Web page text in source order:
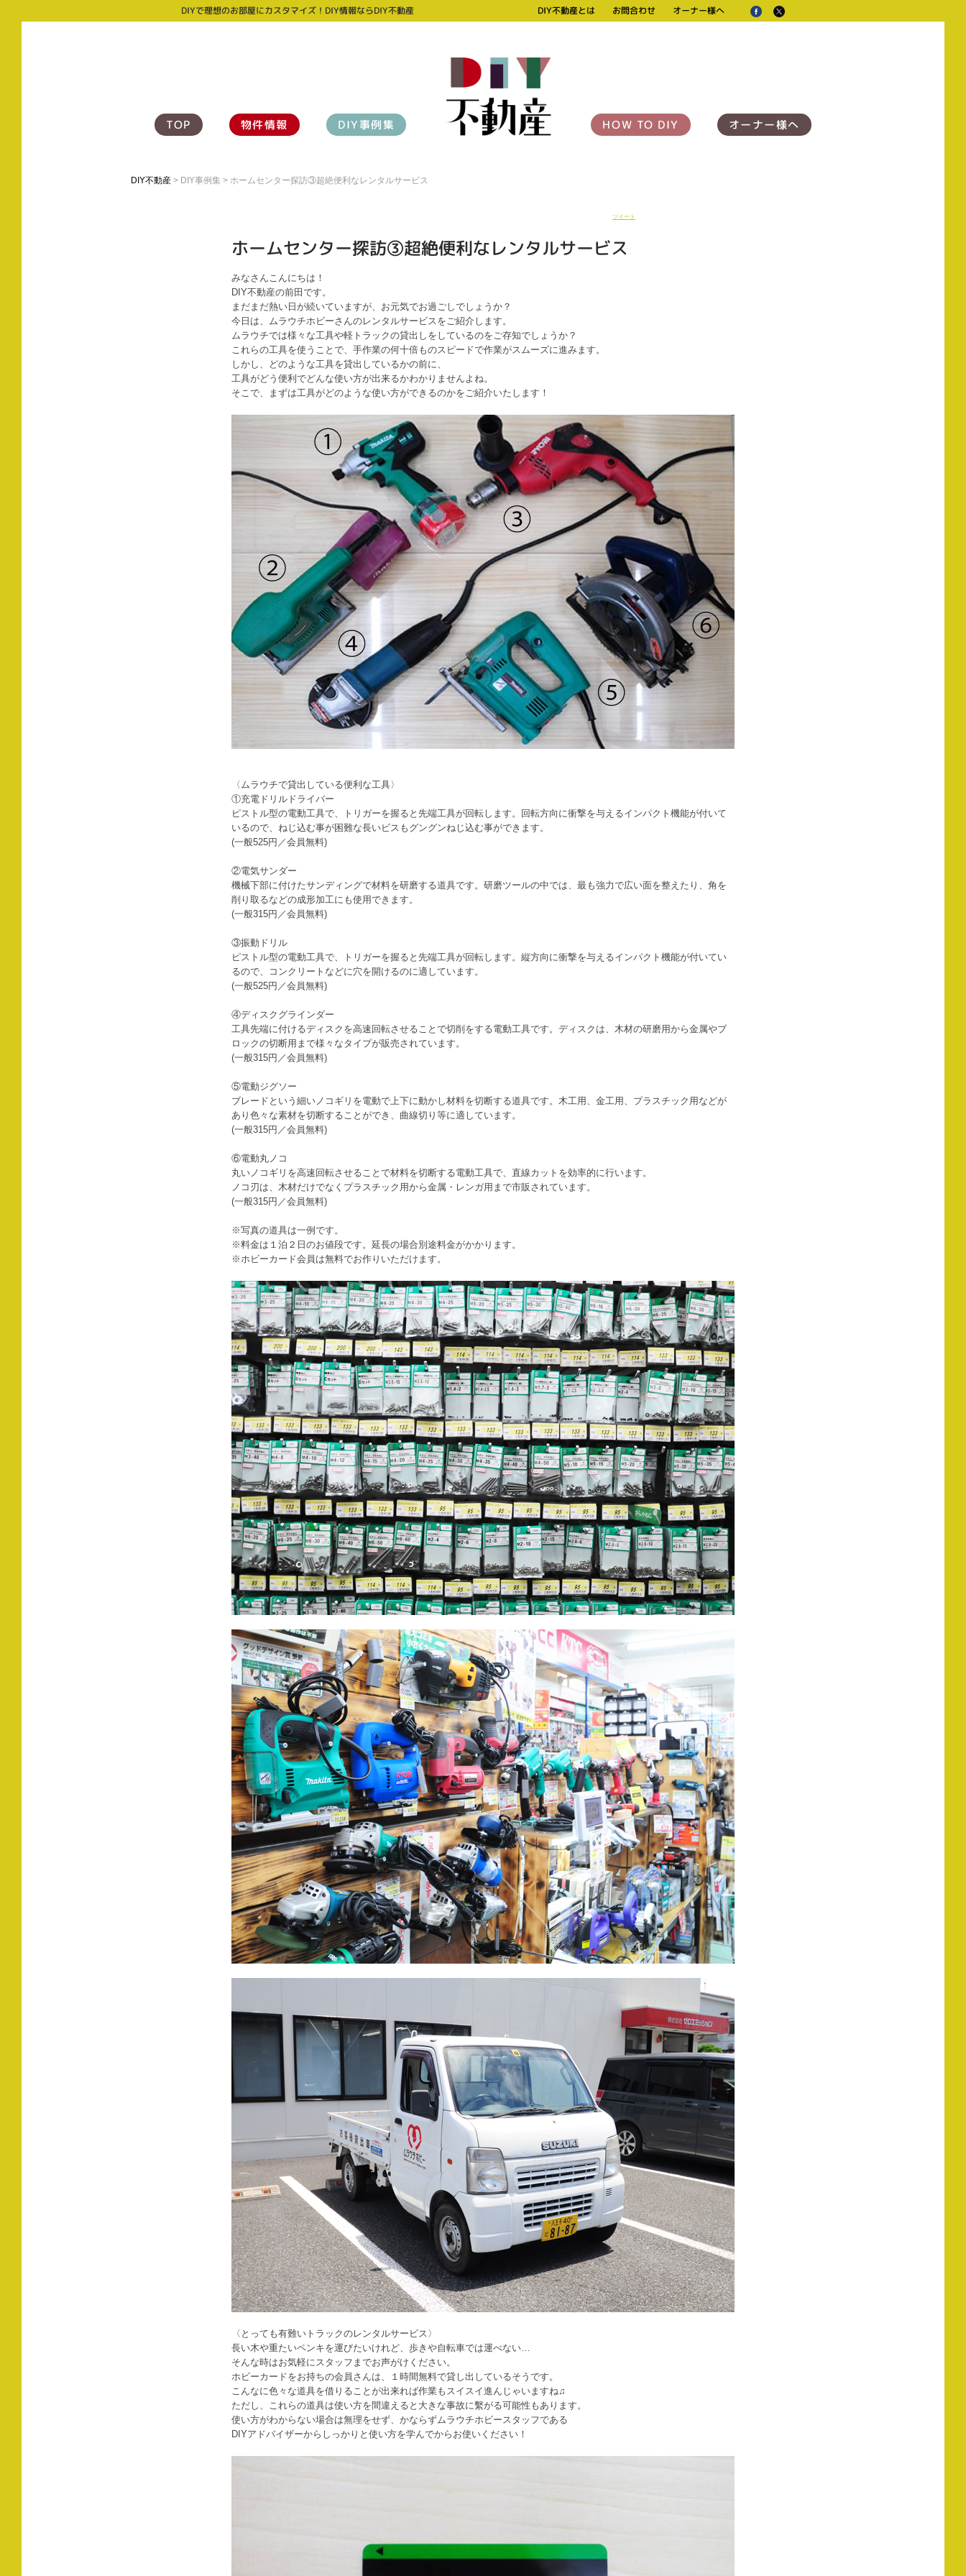
DIYで理想のお部屋にカスタマイズ！ DIY情報ならDIY不動産 DIY不動産とは お問合わせ オーナー様へ
TOP 物件情報 DIY事例集 HOW TO DIY オーナー様へ
DIY不動産 > DIY事例集 > ホームセンター探訪③超絶便利なレンタルサービス
ツイート
ホームセンター探訪③超絶便利なレンタルサービス
みなさんこんにちは！
DIY不動産の前田です。
まだまだ熱い日が続いていますが、お元気でお過ごしでしょうか？
今日は、ムラウチホビーさんのレンタルサービスをご紹介します。
ムラウチでは様々な工具や軽トラックの貸出しをしているのをご存知でしょうか？
これらの工具を使うことで、手作業の何十倍ものスピードで作業がスムーズに進みます。
しかし、どのような工具を貸出しているかの前に、
工具がどう便利でどんな使い方が出来るかわかりませんよね。
そこで、まずは工具がどのような使い方ができるのかをご紹介いたします！
〈ムラウチで貸出している便利な工具〉
①充電ドリルドライバー
ピストル型の電動工具で、トリガーを握ると先端工具が回転します。回転方向に衝撃を与えるインパクト機能が付いて
いるので、ねじ込む事が困難な長いビスもグングンねじ込む事ができます。
(一般525円／会員無料)
②電気サンダー
機械下部に付けたサンディングで材料を研磨する道具です。研磨ツールの中では、最も強力で広い面を整えたり、角を
削り取るなどの成形加工にも使用できます。
(一般315円／会員無料)
③振動ドリル
ピストル型の電動工具で、トリガーを握ると先端工具が回転します。縦方向に衝撃を与えるインパクト機能が付いてい
るので、コンクリートなどに穴を開けるのに適しています。
(一般525円／会員無料)
④ディスクグラインダー
工具先端に付けるディスクを高速回転させることで切削をする電動工具です。ディスクは、木材の研磨用から金属やブ
ロックの切断用まで様々なタイプが販売されています。
(一般315円／会員無料)
⑤電動ジグソー
ブレードという細いノコギリを電動で上下に動かし材料を切断する道具です。木工用、金工用、プラスチック用などが
あり色々な素材を切断することができ、曲線切り等に適しています。
(一般315円／会員無料)
⑥電動丸ノコ
丸いノコギリを高速回転させることで材料を切断する電動工具で、直線カットを効率的に行います。
ノコ刃は、木材だけでなくプラスチック用から金属・レンガ用まで市販されています。
(一般315円／会員無料)
※写真の道具は一例です。
※料金は１泊２日のお値段です。延長の場合別途料金がかかります。
※ホビーカード会員は無料でお作りいただけます。
〈とっても有難いトラックのレンタルサービス〉
長い木や重たいペンキを運びたいけれど、歩きや自転車では運べない…
そんな時はお気軽にスタッフまでお声がけください。
ホビーカードをお持ちの会員さんは、１時間無料で貸し出しているそうです。
こんなに色々な道具を借りることが出来れば作業もスイスイ進んじゃいますね♫
ただし、これらの道具は使い方を間違えると大きな事故に繫がる可能性もあります。
使い方がわからない場合は無理をせず、かならずムラウチホビースタッフである
DIYアドバイザーからしっかりと使い方を学んでからお使いください！